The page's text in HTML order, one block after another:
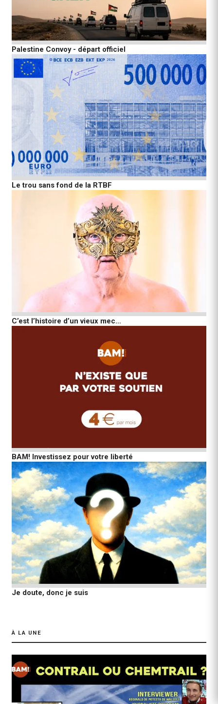
Palestine Convoy - départ officiel
Le trou sans fond de la RTBF
C’est l’histoire d’un vieux mec…
BAM! Investissez pour votre liberté
Je doute, donc je suis
À LA UNE